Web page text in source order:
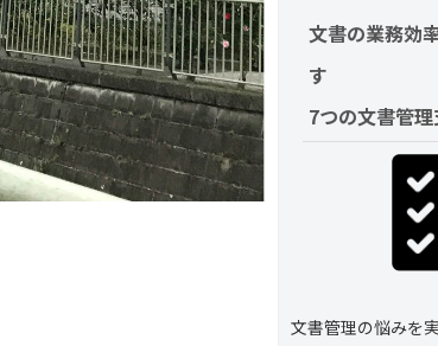
文書の業務効
す
7つの文書管
文書管理の悩みを